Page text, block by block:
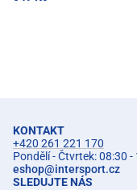
KONTAKT
+420 261 221 170
Pondělí - Čtvrtek: 08:30
eshop@intersport.cz
SLEDUJTE NÁS